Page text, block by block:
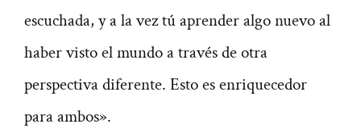
escuchada, y a la vez tú aprender algo nuevo al
haber visto el mundo a través de otra
perspectiva diferente. Esto es enriquecedor
para ambos».